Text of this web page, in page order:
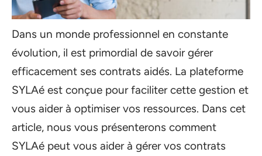
Dans un monde professionnel en constante
évolution, il est primordial de savoir gérer
efficacement ses contrats aidés. La plateforme
SYLAé est conçue pour faciliter cette gestion et
vous aider à optimiser vos ressources. Dans cet
article, nous vous présenterons comment
SYLAé peut vous aider à gérer vos contrats